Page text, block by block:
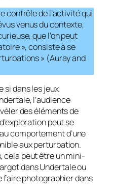
contrôle de l’activité qui
venus du contexte,
que l’on peut
», consiste à se
» (Auray and
si dans les jeux
l’audience
des éléments de
peut se
comportement d’une
aux perturbation.
cela peut être un mini-
dans Undertale ou
faire photographier dans